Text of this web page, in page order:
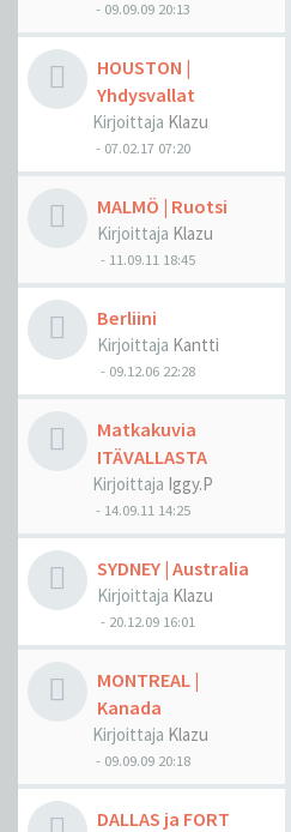
- 09.09.09 20:13
HOUSTON |
Yhdysvallat
Kirjoittaja Klazu
- 07.02.17 07:20
MALMÖ | Ruotsi
Kirjoittaja Klazu
- 11.09.11 18:45
Berliini
Kirjoittaja Kantti
- 09.12.06 22:28
Matkakuvia
ITÄVALLASTA
Kirjoittaja Iggy.P
- 14.09.11 14:25
SYDNEY | Australia
Kirjoittaja Klazu
- 20.12.09 16:01
MONTREAL |
Kanada
Kirjoittaja Klazu
- 09.09.09 20:18
DALLAS ja FORT